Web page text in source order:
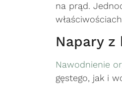
na prąd.
Napary z
Nawodnienie
gęstego, jak i